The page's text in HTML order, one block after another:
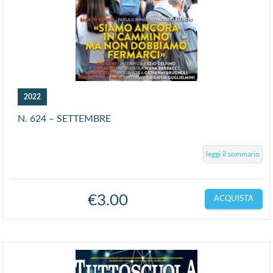
2022
N. 624 – SETTEMBRE
leggi il sommario
€3.00 ACQUISTA